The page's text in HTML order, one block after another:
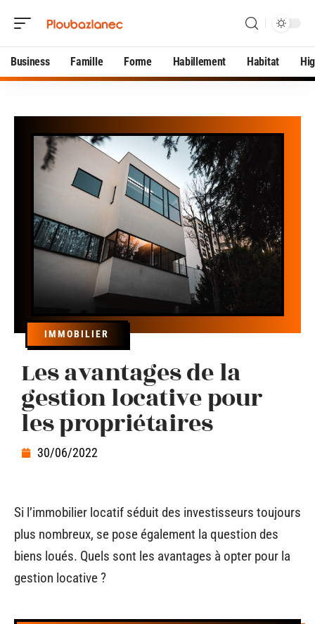
Business Famille Forme Habillement Habitat
IMMOBILIER
Les avantages de la
gestion locative pour
les propriétaires
30/06/2022
Si l’immobilier locatif séduit des investisseurs toujours
plus nombreux, se pose également la question des
biens loués. Quels sont les avantages à opter pour la
gestion locative ?